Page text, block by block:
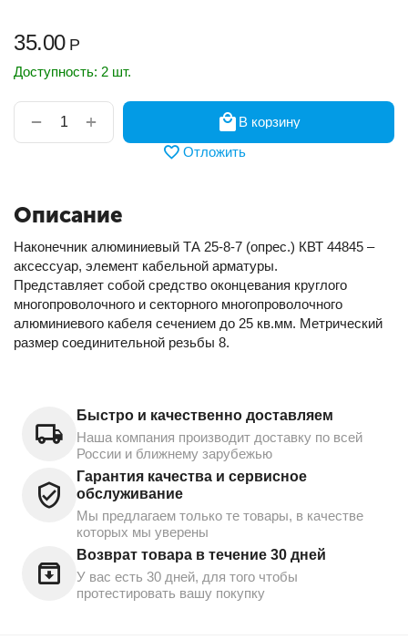
35.00 Р
Доступность: 2 шт.
+
−
В корзину
Отложить
Описание
Наконечник алюминиевый ТА 25-8-7 (опрес.) КВТ 44845 –
аксессуар, элемент кабельной арматуры.
Представляет собой средство оконцевания круглого
многопроволочного и секторного многопроволочного
алюминиевого кабеля сечением до 25 кв.мм. Метрический
размер соединительной резьбы 8.
Быстро и качественно доставляем
Наша компания производит доставку по всей
России и ближнему зарубежью
Гарантия качества и сервисное
обслуживание
Мы предлагаем только те товары, в качестве
которых мы уверены
Возврат товара в течение 30 дней
У вас есть 30 дней, для того чтобы
протестировать вашу покупку